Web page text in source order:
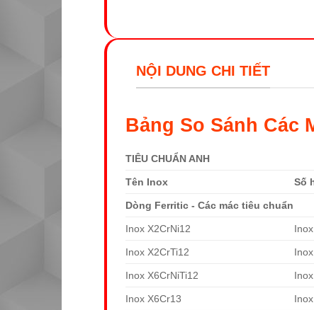
NỘI DUNG CHI TIẾT
Bảng So Sánh Các
TIÊU CHUẨN ANH
Tên Inox Số
Dòng Ferritic - Các mác tiêu chuẩn
Inox X2CrNi12
Inox X2CrTi12
Inox X6CrNiTi12
Inox X6Cr13